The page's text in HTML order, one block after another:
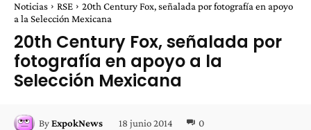
Noticias RSE
20th Century Fox, señalada por fotografía en apoyo
a la Selección Mexicana
20th Century Fox, señalada por
fotografía en apoyo a la
Selección Mexicana
ByExpokNews 18 junio 2014 0